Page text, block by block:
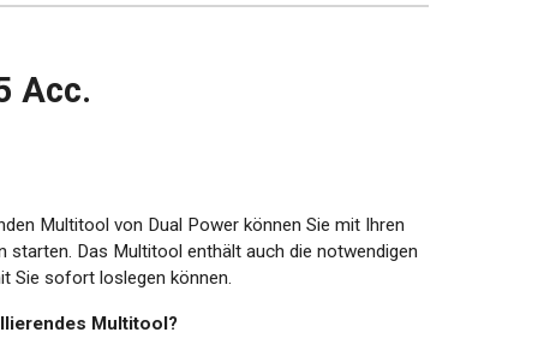
Acc.
Multitool von Dual Power können Sie mit Ihren
starten. Das Multitool enthält auch die notwendigen
Sie sofort loslegen können.
Multitool?